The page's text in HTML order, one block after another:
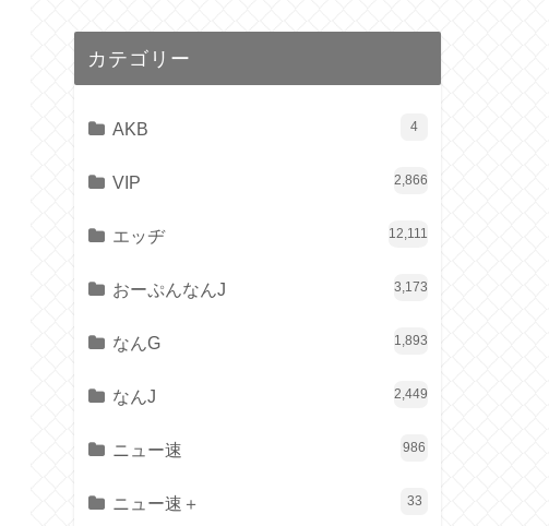
カテゴリー
AKB 4
VIP 2,866
エッヂ 12,111
おーぷんなんJ 3,173
なんG 1,893
なんJ 2,449
ニュー速 986
ニュー速＋ 33